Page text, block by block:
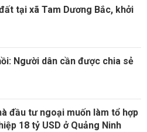
tại xã Tam Dương Bắc, khởi
Người dân cần được chia sẻ
đầu tư ngoại muốn làm tổ hợp
18 tỷ USD ở Quảng Ninh